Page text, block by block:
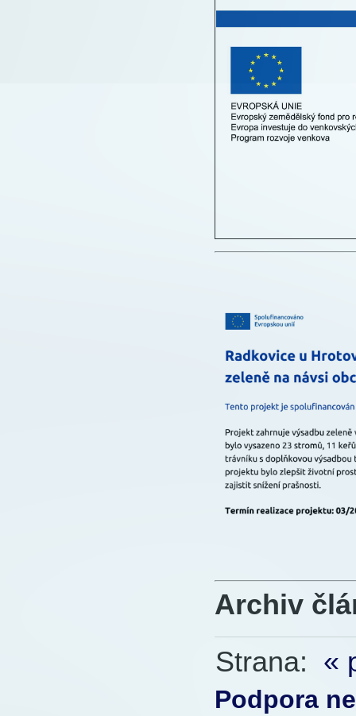
Archiv
Strana: «
Podpora